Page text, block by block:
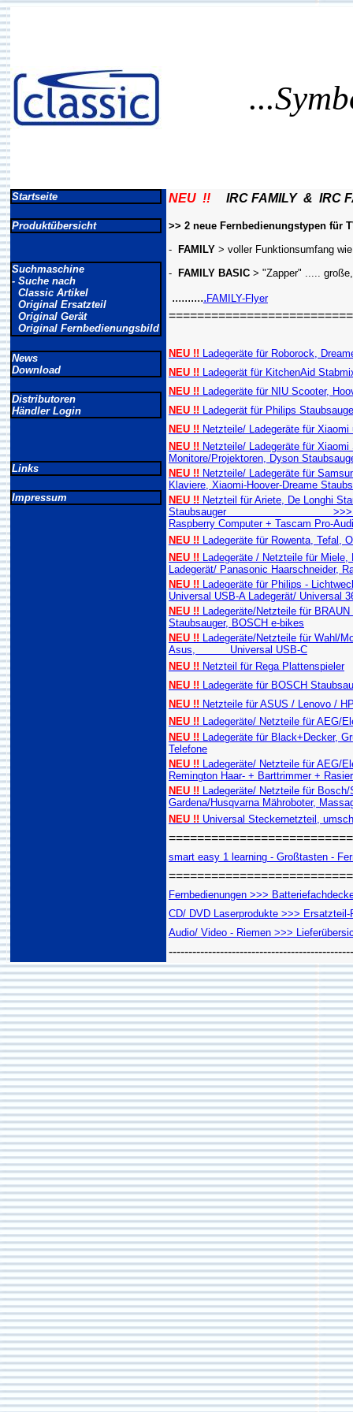
Startseite
Produktübersicht
Suchmaschine
- Suche nach
Classic Artikel
Original Ersatzteil
Original Gerät
Original Fernbedienungsbild
News
Download
Distributoren
Händler Login
Links
Impressum
NEU !! IRC FAMILY & IRC
>> 2 neue Fernbedienungstypen für
-
FAMILY > voller Funktionsumfang
-
FAMILY BASIC > "Zapper" .....
........... FAMILY-Flyer
NEU !! Ladegeräte für Roborock,
NEU !! Ladegerät für KitchenAid
NEU !! Ladegeräte für NIU Scooter,
NEU !! Ladegerät für Philips
NEU !! Netzteile/ Ladegeräte für
NEU !! Netzteile/ Ladegeräte für
Monitore/Projektoren, Dyson
NEU !! Netzteile/ Ladegeräte für
Klaviere, Xiaomi-Hoover-Dreame
NEU !! Netzteil für Ariete, De Longhi
Staubsauger >>> Universal
Raspberry Computer + Tascam Pro-
NEU !! Ladegeräte für Rowenta, Tefal,
NEU !! Ladegeräte / Netzteile für
Ladegerät/ Panasonic Haarschneider,
NEU !! Ladegeräte für Philips -
Universal USB-A Ladegerät/ Universal
NEU !! Ladegeräte/Netzteile für
Staubsauger, BOSCH e-bikes
NEU !! Ladegeräte/Netzteile für Wahl/
Asus, Universal USB-C
NEU !! Netzteil für Rega Plattenspieler
NEU !! Ladegeräte für BOSCH
NEU !! Netzteile für ASUS / Lenovo /
NEU !! Ladegeräte/ Netzteile für AEG/
NEU !! Ladegeräte für Black+Decker,
Telefone
NEU !! Ladegeräte/ Netzteile für AEG/
Remington Haar- + Barttrimmer +
NEU !! Ladegeräte/ Netzteile für
Gardena/Husqvarna Mähroboter,
NEU !! Universal Steckernetzteil,
smart easy 1 learning - Großtasten -
Fernbedienungen >>>
CD/ DVD Laserprodukte >>> Ersatzteil-
Audio/ Video - Riemen >>>